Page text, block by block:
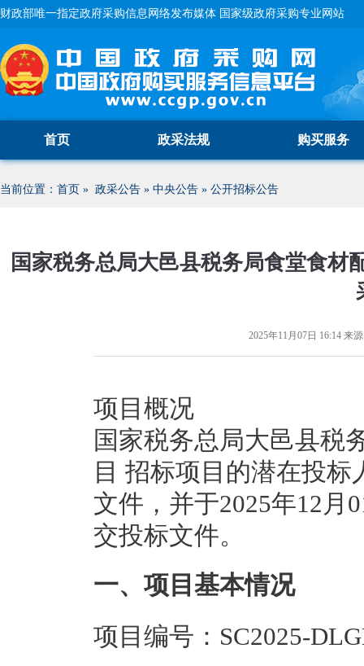
财政部唯一指定政府采购信息网络发布媒体 国家级政府采购专业网站
首页 政采法规 购买服务
当前位置： 首页 » 政采公告 » 中央公告 » 公开招标公告
国家税务总局大邑县税务局食堂食材
2025年11月07日 16:14 来
项目概况
国家税务总局大邑县税
目 招标项目的潜在投标
文件，并于2025年12月
交投标文件。
一、项目基本情况
项目编号：SC2025-